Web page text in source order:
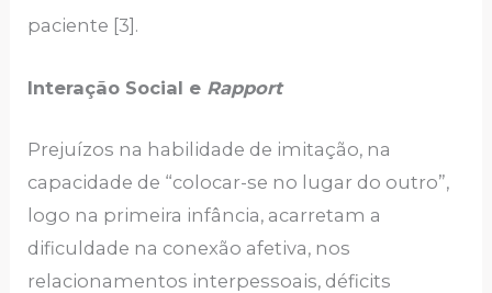
paciente [3].
Interação Social e Rapport
Prejuízos na habilidade de imitação, na
capacidade de “colocar-se no lugar do outro”,
logo na primeira infância, acarretam a
dificuldade na conexão afetiva, nos
relacionamentos interpessoais, déficits